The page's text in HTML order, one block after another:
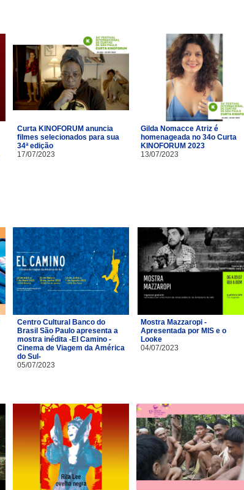
Curta KINOFORUM anuncia
filmes selecionados para sua
34ª edição
17/07/2023
Gilda Nomacce Atriz é
homenageada no 34o Curta
KINOFORUM 2023
13/07/2023
Centro Cultural Banco do
Brasil São Paulo apresenta a
mostra inédita -El Camino -
Cinema de Viagem da América
do Sul-
05/07/2023
Mostra Mazzaropi -
Apresentada por MIS e o
Looke
04/07/2023